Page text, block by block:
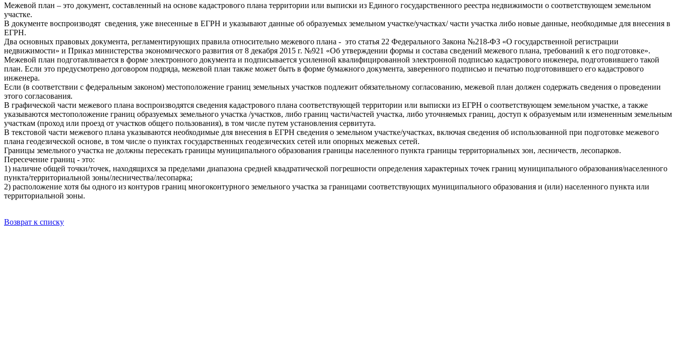
Межевой план – это документ, составленный на основе кадастрового плана территории или выписки из Единого государственного реестра недвижимости о соответствующем земельном
участке.
В документе воспроизводят сведения, уже внесенные в ЕГРН и указывают данные об образуемых земельном участке/участках/ части участка либо новые данные, необходимые для внесения в
ЕГРН.
Два основных правовых документа, регламентирующих правила относительно межевого плана - это статья 22 Федерального Закона №218-ФЗ «О государственной регистрации
недвижимости» и Приказ министерства экономического развития от 8 декабря 2015 г. №921 «Об утверждении формы и состава сведений межевого плана, требований к его подготовке».
Межевой план подготавливается в форме электронного документа и подписывается усиленной квалифицированной электронной подписью кадастрового инженера, подготовившего такой
план. Если это предусмотрено договором подряда, межевой план также может быть в форме бумажного документа, заверенного подписью и печатью подготовившего его кадастрового
инженера.
Если (в соответствии с федеральным законом) местоположение границ земельных участков подлежит обязательному согласованию, межевой план должен содержать сведения о проведении
этого согласования.
В графической части межевого плана воспроизводятся сведения кадастрового плана соответствующей территории или выписки из ЕГРН о соответствующем земельном участке, а также
указываются местоположение границ образуемых земельного участка /участков, либо границ части/частей участка, либо уточняемых границ, доступ к образуемым или измененным земельным
участкам (проход или проезд от участков общего пользования), в том числе путем установления сервитута.
В текстовой части межевого плана указываются необходимые для внесения в ЕГРН сведения о земельном участке/участках, включая сведения об использованной при подготовке межевого
плана геодезической основе, в том числе о пунктах государственных геодезических сетей или опорных межевых сетей.
Границы земельного участка не должны пересекать границы муниципального образования границы населенного пункта границы территориальных зон, лесничеств, лесопарков.
Пересечение границ - это:
1) наличие общей точки/точек, находящихся за пределами диапазона средней квадратической погрешности определения характерных точек границ муниципального образования/населенного
пункта/территориальной зоны/лесничества/лесопарка;
2) расположение хотя бы одного из контуров границ многоконтурного земельного участка за границами соответствующих муниципального образования и (или) населенного пункта или
территориальной зоны.
Возврат к списку